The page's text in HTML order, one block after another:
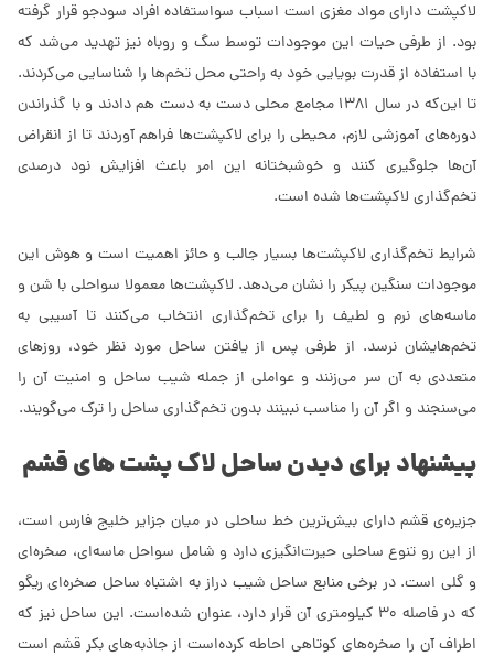
لاکپشت دارای مواد مغزی است اسباب سواستفاده افراد سودجو قرار گرفته
بود. از طرفی حیات این موجودات توسط سگ و روباه نیز تهدید می‌شد که
با استفاده از قدرت بویایی خود به راحتی محل تخم‌ها را شناسایی می‌کردند.
تا این‌که در سال 1381 مجامع محلی دست به دست هم دادند و با گذراندن
دوره‌های آموزشی لازم، محیطی را برای لاکپشت‌ها فراهم آوردند تا از انقراض
آن‌ها جلوگیری کنند و خوشبختانه این امر باعث افزایش نود درصدی
تخم‌گذاری لاکپشت‌ها شده است.
شرایط تخم‌گذاری لاکپشت‌ها بسیار جالب و حائز اهمیت است و هوش این
موجودات سنگین پیکر را نشان می‌دهد. لاکپشت‌ها معمولا سواحلی با شن‌ و
ماسه‌های نرم و لطیف را برای تخم‌گذاری انتخاب می‌کنند تا آسیبی به
تخم‌هایشان نرسد. از طرفی پس از یافتن ساحل مورد نظر خود، روزهای
متعددی به آن سر می‌زنند و عواملی از جمله شیب ساحل و امنیت آن را
می‌سنجند و اگر آن را مناسب نبینند بدون تخم‌گذاری ساحل را ترک می‌گویند.
پیشنهاد برای دیدن ساحل لاک پشت های قشم
جزیره‌ی قشم دارای بیش‌ترین خط ساحلی در میان جزایر خلیج فارس است،
از این رو تنوع ساحلی حیرت‌انگیزی دارد و شامل سواحل ماسه‌ای، صخره‌ای
و گلی است. در برخی منابع ساحل شیب دراز به اشتباه ساحل صخره‌ای ریگو
که در فاصله 30 کیلومتری آن قرار دارد، عنوان شده‌است. این ساحل نیز که
اطراف آن را صخره‌های کوتاهی احاطه کرده‌است از جاذبه‌های بکر قشم است